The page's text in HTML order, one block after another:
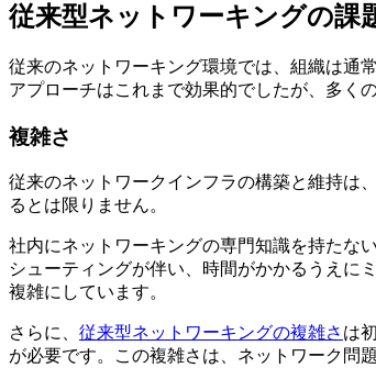
従来型ネットワーキングの課
従来のネットワーキング環境では、組織は通
アプローチはこれまで効果的でしたが、多く
複雑さ
従来のネットワークインフラの構築と維持は
るとは限りません。
社内にネットワーキングの専門知識を持たな
シューティングが伴い、時間がかかるうえに
複雑にしています。
さらに、 従来型ネットワーキングの複雑さ は
が必要です。この複雑さは、ネットワーク問